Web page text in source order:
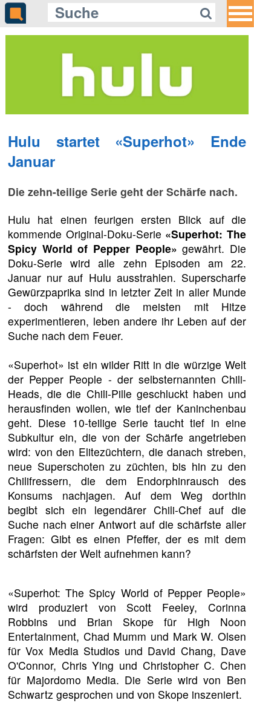
Hulu startet «Superhot» Ende
Januar
Die zehn-teilige Serie geht der Schärfe nach.
Hulu hat einen feurigen ersten Blick auf die
kommende Original-Doku-Serie «Superhot: The
Spicy World of Pepper People» gewährt. Die
Doku-Serie wird alle zehn Episoden am 22.
Januar nur auf Hulu ausstrahlen. Superscharfe
Gewürzpaprika sind in letzter Zeit in aller Munde
- doch während die meisten mit Hitze
experimentieren, leben andere ihr Leben auf der
Suche nach dem Feuer.
«Superhot» ist ein wilder Ritt in die würzige Welt
der Pepper People - der selbsternannten Chili-
Heads, die die Chili-Pille geschluckt haben und
herausfinden wollen, wie tief der Kaninchenbau
geht. Diese 10-teilige Serie taucht tief in eine
Subkultur ein, die von der Schärfe angetrieben
wird: von den Elitezüchtern, die danach streben,
neue Superschoten zu züchten, bis hin zu den
Chilifressern, die dem Endorphinrausch des
Konsums nachjagen. Auf dem Weg dorthin
begibt sich ein legendärer Chili-Chef auf die
Suche nach einer Antwort auf die schärfste aller
Fragen: Gibt es einen Pfeffer, der es mit dem
schärfsten der Welt aufnehmen kann?
«Superhot: The Spicy World of Pepper People»
wird produziert von Scott Feeley, Corinna
Robbins und Brian Skope für High Noon
Entertainment, Chad Mumm und Mark W. Olsen
für Vox Media Studios und David Chang, Dave
O'Connor, Chris Ying und Christopher C. Chen
für Majordomo Media. Die Serie wird von Ben
Schwartz gesprochen und von Skope inszeniert.